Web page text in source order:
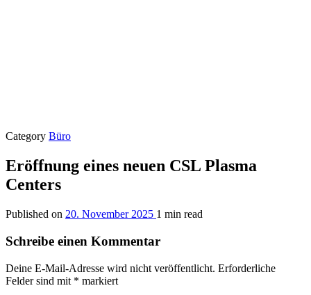
Category Büro
Eröffnung eines neuen CSL Plasma
Centers
Published on 20. November 2025 1 min read
Schreibe einen Kommentar
Deine E-Mail-Adresse wird nicht veröffentlicht. Erforderliche
Felder sind mit * markiert